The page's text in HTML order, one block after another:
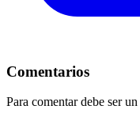
Comentarios
Para comentar debe ser